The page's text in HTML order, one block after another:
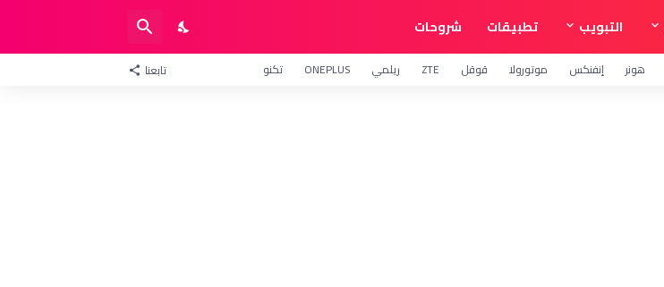
التبويب تطبيقات شروحات
هونر إنفنكس موتورولا قوقل ZTE ريلمي ONEPLUS تكنو تابعنا